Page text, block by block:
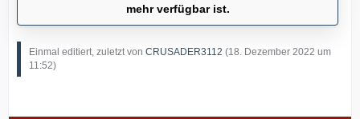
mehr verfügbar ist.
Einmal editiert, zuletzt von CRUSADER3112 (18. Dezember 2022 um
11:52)